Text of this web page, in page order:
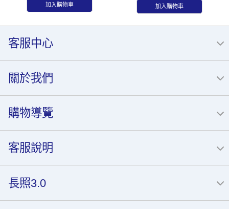
加入購物車 加入購物車
客服中心
關於我們
購物導覽
客服說明
長照3.0